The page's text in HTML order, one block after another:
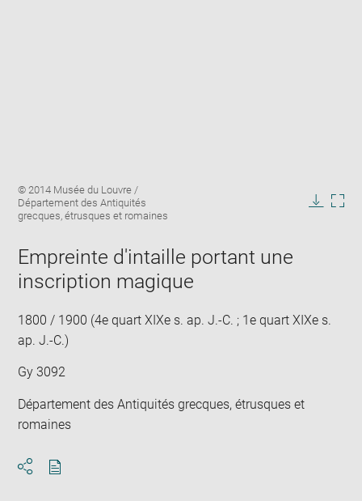
Image
caption:
© 2014 Musée du Louvre /
Département des Antiquités
grecques, étrusques et romaines
Empreinte d'intaille portant une
inscription magique
1800 / 1900 (4e quart XIXe s. ap. J.-C. ; 1e quart XIXe s.
ap. J.-C.)
Gy 3092
Département des Antiquités grecques, étrusques et
romaines